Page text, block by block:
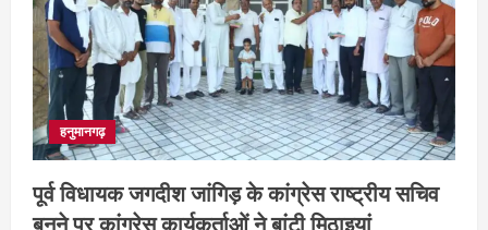
हनुमानगढ़
पूर्व विधायक जगदीश जांगिड़ के कांग्रेस राष्ट्रीय सचिव
बनने पर कांग्रेस कार्यकर्ताओं ने बांटी मिठाइयां